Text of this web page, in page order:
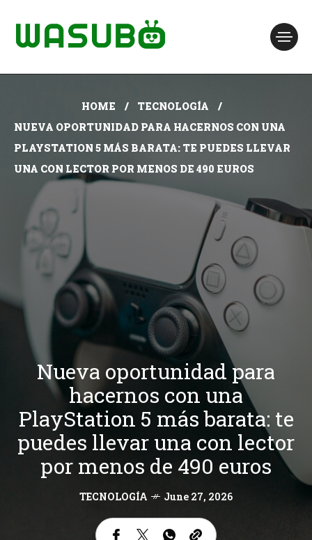
HOME
TECNOLOGÍA
NUEVA OPORTUNIDAD PARA HACERNOS CON UNA
PLAYSTATION 5 MÁS BARATA: TE PUEDES LLEVAR
UNA CON LECTOR POR MENOS DE 490 EUROS
Nueva oportunidad para
hacernos con una
PlayStation 5 más barata: te
puedes llevar una con lector
por menos de 490 euros
TECNOLOGÍA June 27, 2026